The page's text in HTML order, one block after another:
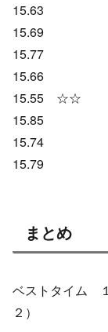
15.63
15.69
15.77
15.66
15.55 ☆☆
15.85
15.74
15.79
まとめ
ベストタイム
２）